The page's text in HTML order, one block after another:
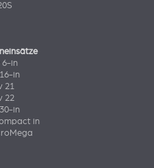
6-in
in
21
22
in
in